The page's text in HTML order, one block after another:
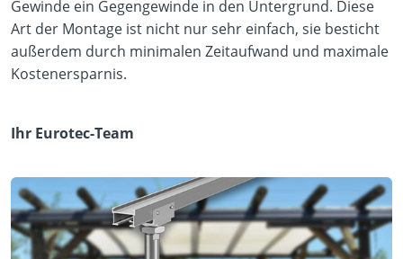
Gewinde ein Gegengewinde in den Untergrund. Diese
Art der Montage ist nicht nur sehr einfach, sie besticht
außerdem durch minimalen Zeitaufwand und maximale
Kostenersparnis.
Ihr Eurotec-Team